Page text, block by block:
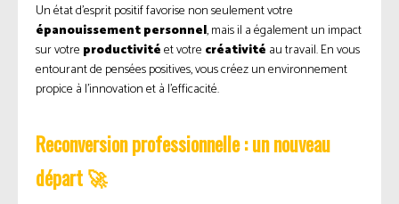
Un état d’esprit positif favorise non seulement votre
épanouissement personnel, mais il a également un impact
sur votre productivitéet votre créativité au travail. En vous
entourant de pensées positives, vous créez un environnement
propice à l’innovation et à l’efficacité.
Reconversion professionnelle : un nouveau
départ 🚀